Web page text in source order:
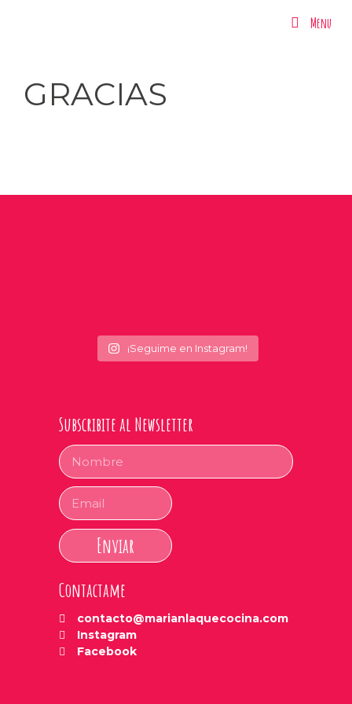
Menu
Menu
GRACIAS
¡Seguime en Instagram!
Subscribite al Newsletter
Enviar
Contactame
contacto@marianlaquecocina.com
Instagram
Facebook